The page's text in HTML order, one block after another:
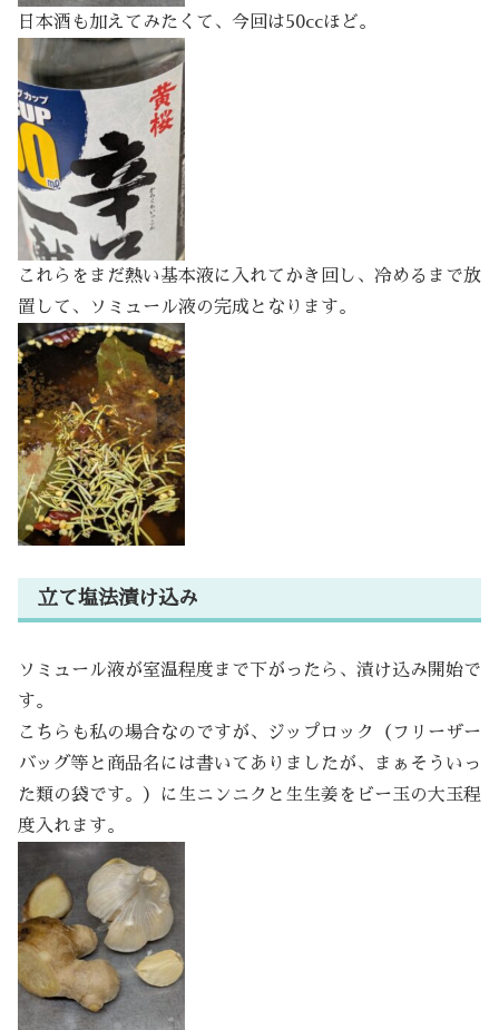
日本酒も加えてみたくて、今回は50ccほど。
これらをまだ熱い基本液に入れてかき回し、冷めるまで放
置して、ソミュール液の完成となります。
立て塩法漬け込み
ソミュール液が室温程度まで下がったら、漬け込み開始で
す。
こちらも私の場合なのですが、ジップロック（フリーザー
バッグ等と商品名には書いてありましたが、まぁそういっ
た類の袋です。）に生ニンニクと生生姜をビー玉の大玉程
度入れます。